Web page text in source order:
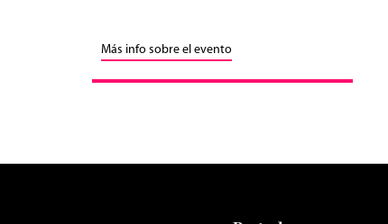
Más info sobre el evento